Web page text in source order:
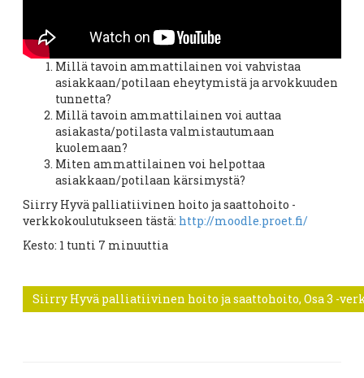
Millä tavoin ammattilainen voi vahvistaa
asiakkaan/potilaan eheytymistä ja arvokkuuden
tunnetta?
Millä tavoin ammattilainen voi auttaa
asiakasta/potilasta valmistautumaan
kuolemaan?
Miten ammattilainen voi helpottaa
asiakkaan/potilaan kärsimystä?
Siirry Hyvä palliatiivinen hoito ja saattohoito -
verkkokoulutukseen tästä: http://moodle.proet.fi/
Kesto: 1 tunti 7 minuuttia
Siirry Hyvä palliatiivinen hoito ja saattohoito, Osa 3 -